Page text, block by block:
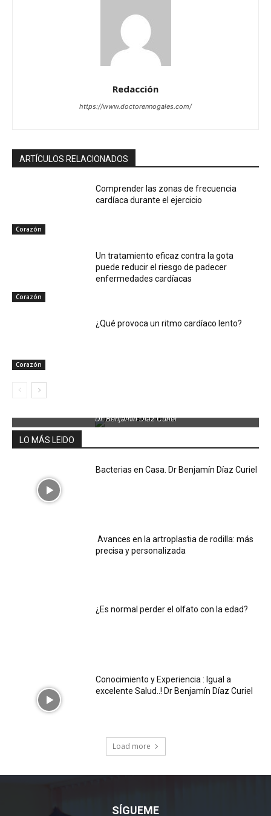
Redacción
https://www.doctorennogales.com/
ARTÍCULOS RELACIONADOS
Corazón
Comprender las zonas de frecuencia
cardíaca durante el ejercicio
Corazón
Un tratamiento eficaz contra la gota
puede reducir el riesgo de padecer
enfermedades cardíacas
Corazón
¿Qué provoca un ritmo cardíaco lento?
Dr. Benjamin Díaz Curiel
LO MÁS LEIDO
Bacterias en Casa. Dr Benjamín Díaz Curiel
Avances en la artroplastia de rodilla: más
precisa y personalizada
¿Es normal perder el olfato con la edad?
Conocimiento y Experiencia : Igual a
excelente Salud..! Dr Benjamín Díaz Curiel
Load more
SÍGUEME